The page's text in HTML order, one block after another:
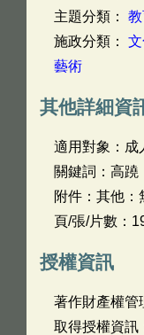
主題分類：
施政分類：
藝術
其他詳細資
適用對象：成
關鍵詞：高蹺
附件：其他：
頁/張/片數：
授權資訊
著作財產權管
取得授權資訊